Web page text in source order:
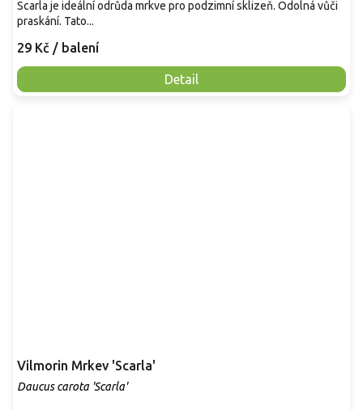
29 Kč / balení
Detail
Scarla je ideální odrůda mrkve pro podzimní sklizeň. Odolná vůči
praskání. Tato...
Vilmorin Mrkev 'Scarla'
Daucus carota 'Scarla'